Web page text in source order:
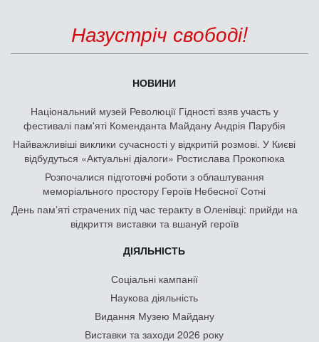
Назустріч свободі!
НОВИНИ
Національний музей Революції Гідності взяв участь у
фестивалі пам'яті Коменданта Майдану Андрія Парубія
Найважливіші виклики сучасності у відкритій розмові. У Києві
відбудуться «Актуальні діалоги» Ростислава Прокопюка
Розпочалися підготовчі роботи з облаштування
меморіального простору Героїв Небесної Сотні
День памʼяті страчених під час теракту в Оленівці: прийди на
відкриття виставки та вшануй героїв
ДІЯЛЬНІСТЬ
Соціальні кампанії
Наукова діяльність
Видання Музею Майдану
Виставки та заходи 2026 року